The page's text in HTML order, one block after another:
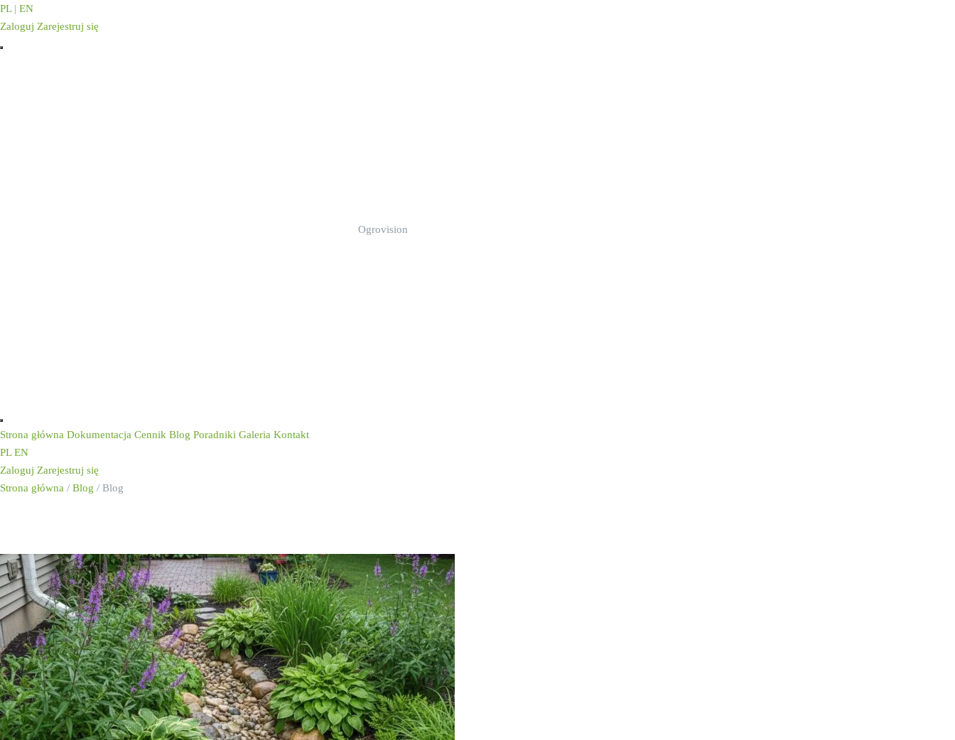
PL | EN
Zaloguj Zarejestruj się
Ogrovision
Strona główna Dokumentacja Cennik Blog Poradniki Galeria Kontakt
PL EN
Zaloguj Zarejestruj się
Strona główna / Blog / Blog